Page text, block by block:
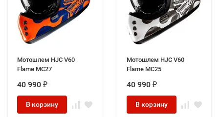
Мотошлем HJC V60
Flame MC27
40 990 ₽
В корзину
Мотошлем HJC V60
Flame MC25
40 990 ₽
В корзину